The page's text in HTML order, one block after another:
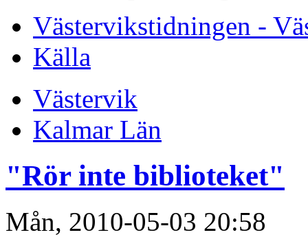
Västervikstidningen -
Källa
Västervik
Kalmar Län
"Rör inte biblioteket"
Mån, 2010-05-03 20:58